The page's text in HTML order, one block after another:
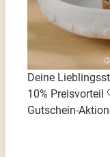
Bildergalerie
Deine
10% Preisvorteil
Gutschein-